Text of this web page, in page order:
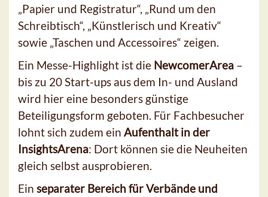
„Papier und Registratur“, „Rund um den
Schreibtisch“, „Künstlerisch und Kreativ“
sowie „Taschen und Accessoires“ zeigen.
Ein Messe-Highlight ist die NewcomerArea –
bis zu 20 Start-ups aus dem In- und Ausland
wird hier eine besonders günstige
Beteiligungsform geboten. Für Fachbesucher
lohnt sich zudem ein Aufenthalt in der
InsightsArena: Dort können sie die Neuheiten
gleich selbst ausprobieren.
Ein separater Bereich für Verbände und